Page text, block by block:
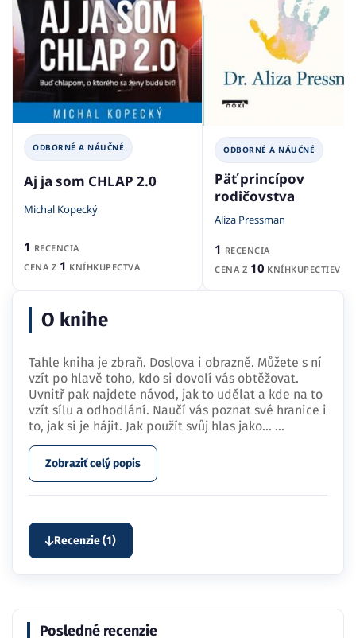
ODBORNÉ A NÁUČNÉ
Aj ja som CHLAP 2.0
Michal Kopecký
1 RECENCIA
CENA Z 1 KNÍHKUPECTVA
ODBORNÉ A NÁUČNÉ
Päť princípov
rodičovstva
Aliza Pressman
1 RECENCIA
CENA Z 10 KNÍHKUPECTIEV
O knihe
Tahle kniha je zbraň. Doslova i obrazně. Můžete s ní
vzít po hlavě toho, kdo si dovolí vás obtěžovat.
Uvnitř pak najdete návod, jak to udělat a kde na to
vzít sílu a odhodlání. Naučí vás poznat své hranice i
to, jak si je hájit. Jak použít svůj hlas jako… ...
Zobraziť celý popis
Recenzie (1)
Posledné recenzie